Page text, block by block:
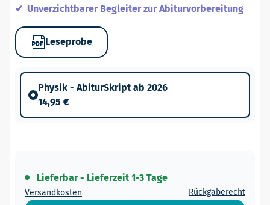
Unverzichtbarer Begleiter zur Abiturvorbereitung
Leseprobe
Physik - AbiturSkript ab 2026
14,95 €
Lieferbar - Lieferzeit 1-3 Tage
Versandkosten Rückgaberecht